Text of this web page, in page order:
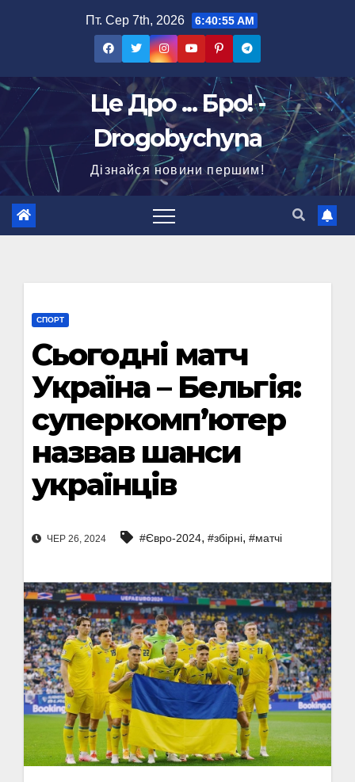
Пт. Сер 7th, 2026 6:40:56 AM
Це Дро ... Бро! -
Drogobychyna
Дізнайся новини першим!
СПОРТ
Сьогодні матч
Україна – Бельгія:
суперкомп’ютер
назвав шанси
українців
ЧЕР 26, 2024 #Євро-2024, #збірні, #матчі